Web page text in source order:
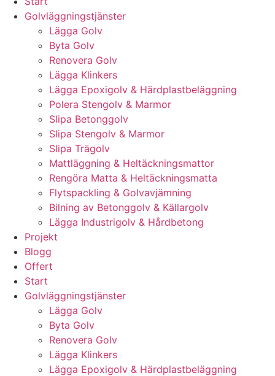
Golvläggningstjänster
Lägga Golv
Byta Golv
Renovera Golv
Lägga Klinkers
Lägga Epoxigolv & Härdplastbeläggning
Polera Stengolv & Marmor
Slipa Betonggolv
Slipa Stengolv & Marmor
Slipa Trägolv
Mattläggning & Heltäckningsmattor
Rengöra Matta & Heltäckningsmatta
Flytspackling & Golvavjämning
Bilning av Betonggolv & Källargolv
Lägga Industrigolv & Hårdbetong
Projekt
Blogg
Offert
Start
Golvläggningstjänster
Lägga Golv
Byta Golv
Renovera Golv
Lägga Klinkers
Lägga Epoxigolv & Härdplastbeläggning